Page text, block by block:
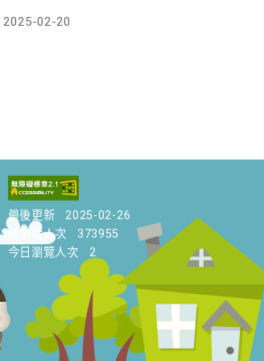
2025-02-20
最後更新
2025-02-26
總瀏覽人次
373955
今日瀏覽人次
2